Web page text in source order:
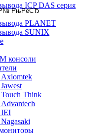
ICP DAS серия
PLANET
SUNIX
консоли
Think
РњРёСЂ